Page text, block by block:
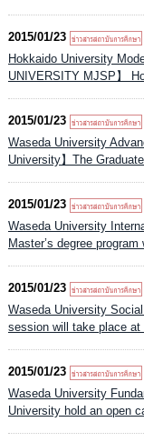
2015/01/23
Hokkaido University
UNIVERSITY MJSP】
2015/01/23
Waseda University
University】The
2015/01/23
Waseda University
Master’s degree program
2015/01/23
Waseda University
session will take place at
2015/01/23
Waseda University
University hold an open